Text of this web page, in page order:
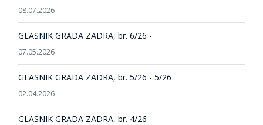
08.07.2026
GLASNIK GRADA ZADRA, br. 6/26 -
07.05.2026
GLASNIK GRADA ZADRA, br. 5/26 - 5/26
02.04.2026
GLASNIK GRADA ZADRA, br. 4/26 -